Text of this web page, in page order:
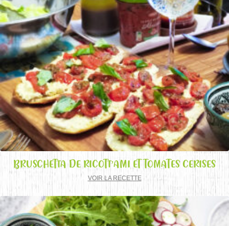
BRUSCHETTA DE RICOTT’AMI ET TOMATES CERISES
VOIR LA RECETTE